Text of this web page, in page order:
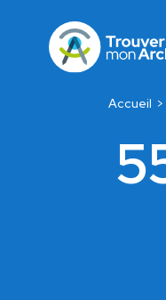
Accueil